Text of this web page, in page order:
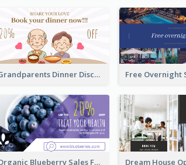
Grandparents Dinner Discount Facebook Ad
Organic Blueberry Sales Facebook Ad